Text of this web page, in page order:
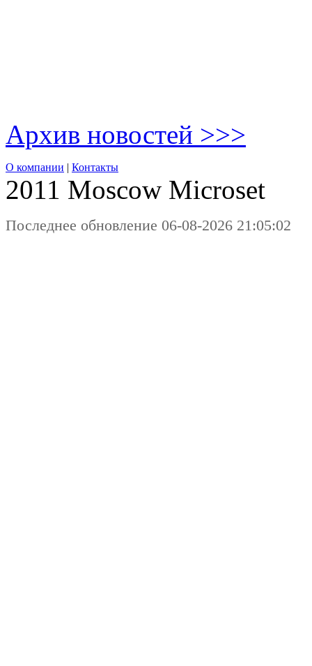
Архив новостей >>>
О компании | Контакты
2011 Moscow Microset
Последнее обновление 06-08-2026 21:05:02